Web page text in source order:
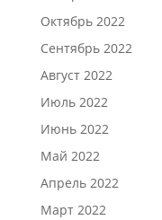
Октябрь 2022
Сентябрь 2022
Август 2022
Июль 2022
Июнь 2022
Май 2022
Апрель 2022
Март 2022